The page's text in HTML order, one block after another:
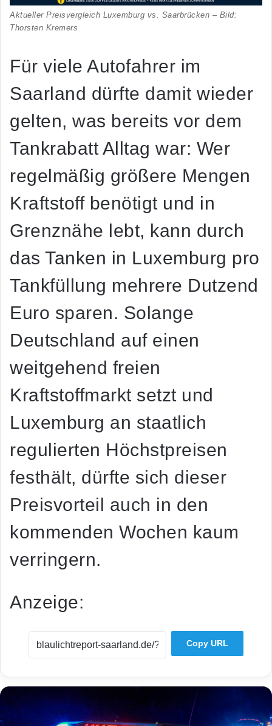
Aktueller Preisvergleich Luxemburg vs. Saarbrücken – Bild:
Thorsten Kremers
Für viele Autofahrer im
Saarland dürfte damit wieder
gelten, was bereits vor dem
Tankrabatt Alltag war: Wer
regelmäßig größere Mengen
Kraftstoff benötigt und in
Grenznähe lebt, kann durch
das Tanken in Luxemburg pro
Tankfüllung mehrere Dutzend
Euro sparen. Solange
Deutschland auf einen
weitgehend freien
Kraftstoffmarkt setzt und
Luxemburg an staatlich
regulierten Höchstpreisen
festhält, dürfte sich dieser
Preisvorteil auch in den
kommenden Wochen kaum
verringern.
Anzeige:
Copy URL